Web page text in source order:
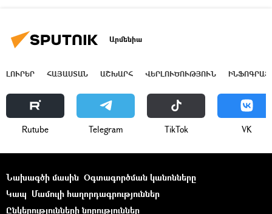
Արմենիա
ԼՈՒՐԵՐ ՀԱՅԱՍՏԱՆ ԱՇԽԱՐՀ ՎԵՐԼՈՒԾՈՒԹՅՈՒՆ
Rutube Telegram ТikТоk VK
Նախագծի մասին Օգտագործման կանոնները
Կապ Մամուլի հաղորդագրություններ
Ընկերությունների նորություններ